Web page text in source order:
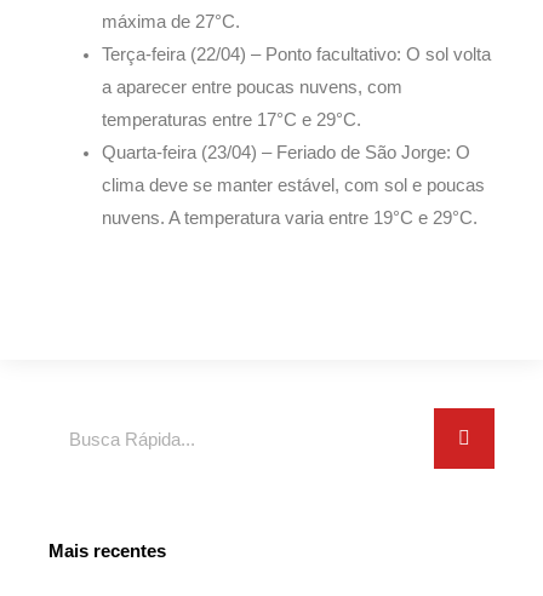
máxima de 27°C.
Terça-feira (22/04) – Ponto facultativo: O sol volta
a aparecer entre poucas nuvens, com
temperaturas entre 17°C e 29°C.
Quarta-feira (23/04) – Feriado de São Jorge: O
clima deve se manter estável, com sol e poucas
nuvens. A temperatura varia entre 19°C e 29°C.
Mais recentes